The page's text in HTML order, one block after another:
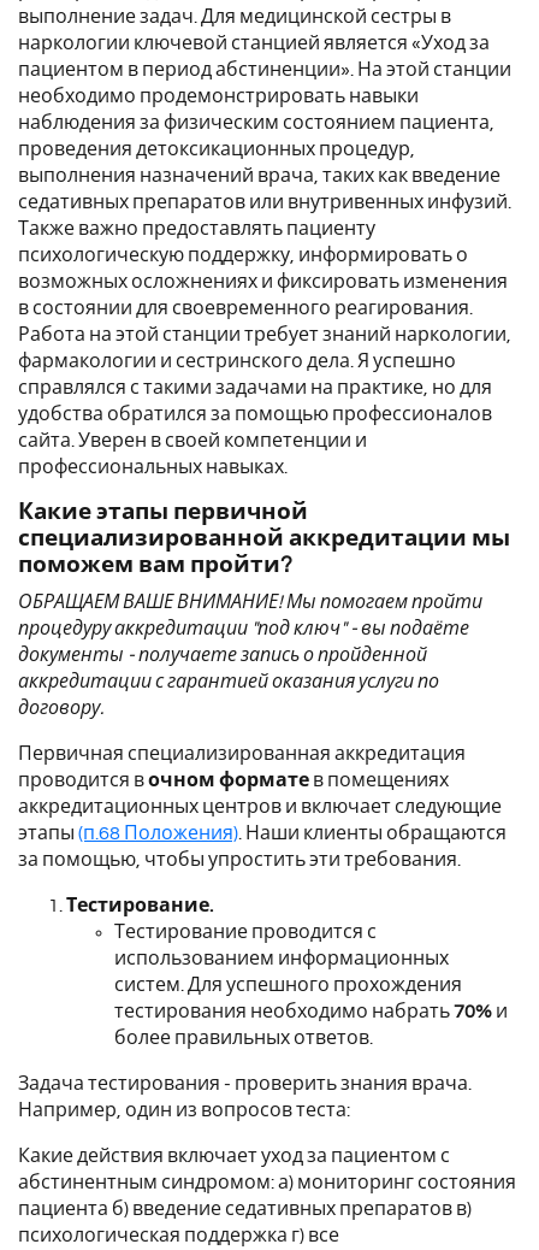
выполнение задач. Для медицинской сестры в
наркологии ключевой станцией является «Уход за
пациентом в период абстиненции». На этой станции
необходимо продемонстрировать навыки
наблюдения за физическим состоянием пациента,
проведения детоксикационных процедур,
выполнения назначений врача, таких как введение
седативных препаратов или внутривенных инфузий.
Также важно предоставлять пациенту
психологическую поддержку, информировать о
возможных осложнениях и фиксировать изменения
в состоянии для своевременного реагирования.
Работа на этой станции требует знаний наркологии,
фармакологии и сестринского дела. Я успешно
справлялся с такими задачами на практике, но для
удобства обратился за помощью профессионалов
сайта. Уверен в своей компетенции и
профессиональных навыках.
Какие этапы первичной
специализированной аккредитации мы
поможем вам пройти?
ОБРАЩАЕМ ВАШЕ ВНИМАНИЕ! Мы помогаем пройти
процедуру аккредитации "под ключ" - вы подаёте
документы - получаете запись о пройденной
аккредитации с гарантией оказания услуги по
договору.
Первичная специализированная аккредитация
проводится вочном формате в помещениях
аккредитационных центров и включает следующие
этапы (п.68 Положения) . Наши клиенты обращаются
за помощью, чтобы упростить эти требования.
Тестирование.
Тестирование проводится с
использованием информационных
систем. Для успешного прохождения
тестирования необходимо набрать70% и
более правильных ответов.
Задача тестирования - проверить знания врача.
Например, один из вопросов теста:
Какие действия включает уход за пациентом с
абстинентным синдромом: а) мониторинг состояния
пациента б) введение седативных препаратов в)
психологическая поддержка г) все